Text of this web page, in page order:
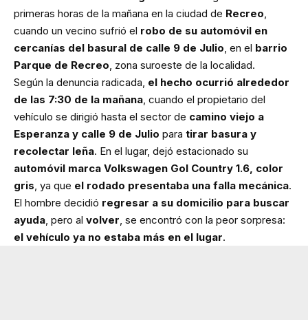
primeras horas de la mañana en la ciudad de Recreo
cuando un vecino sufrió el robo de su automóvil en
cercanías del basural de calle 9 de Julio , en el barrio
Parque de Recreo , zona suroeste de la localidad.
Según la denuncia radicada, el hecho ocurrió alrededor
de las 7:30 de la mañana , cuando el propietario del
vehículo se dirigió hasta el sector de camino viejo a
Esperanza y calle 9 de Julio para tirar basura y
recolectar leña. En el lugar, dejó estacionado su
automóvil marca Volkswagen Gol Country 1.6, color
gris , ya que el rodado presentaba una falla mecánica.
El hombre decidió regresar a su domicilio para buscar
ayuda , pero al volver , se encontró con la peor sorpresa:
el vehículo ya no estaba más en el lugar.